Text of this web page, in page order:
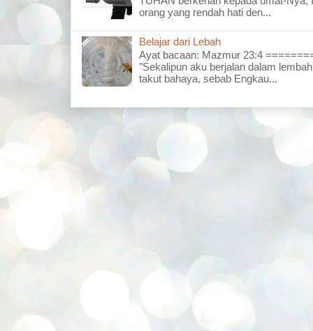
orang yang rendah hati den...
Belajar dari Lebah
Ayat bacaan: Mazmur 23:4
"Sekalipun aku berjalan dalam
takut bahaya, sebab Engkau...